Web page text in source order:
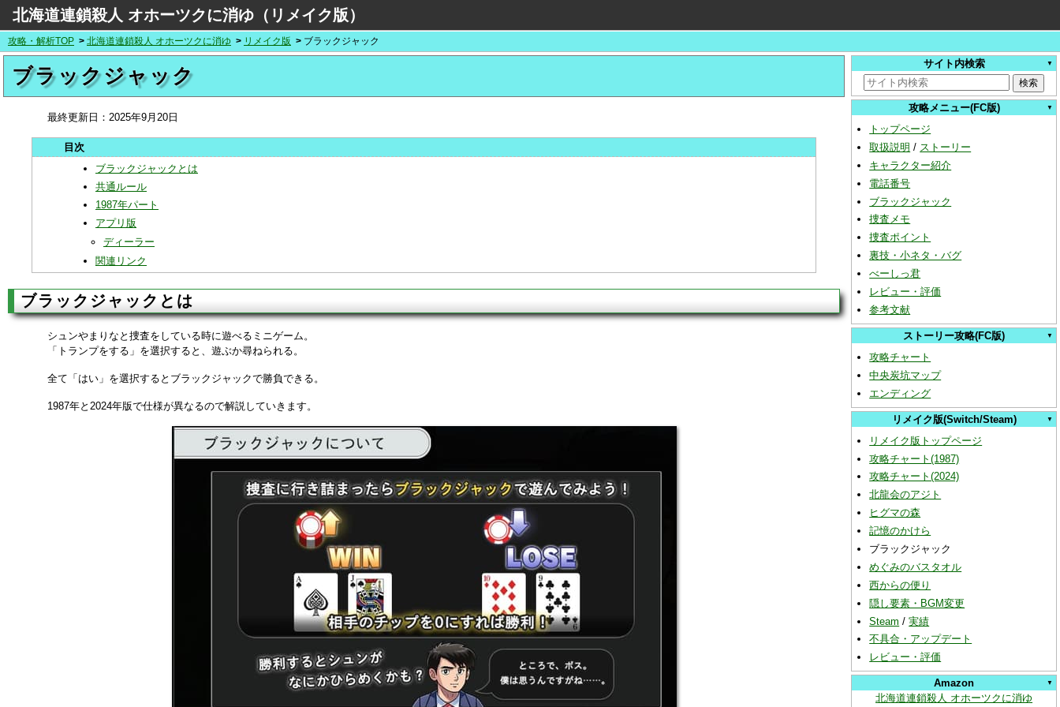
北海道連鎖殺人 オホーツクに消ゆ（リメイク版）
攻略・解析TOP 北海道連鎖殺人 オホーツクに消ゆ リメイク版 ブラックジャック
ブラックジャック
最終更新日： 2025年9月20日
ブラックジャックとは
共通ルール
1987年パート
アプリ版
ディーラー
関連リンク
ブラックジャックとは
シュンやまりなと捜査をしている時に遊べるミニゲーム。
「トランプをする」を選択すると、遊ぶか尋ねられる。
全て「はい」を選択するとブラックジャックで勝負できる。
1987年と2024年版で仕様が異なるので解説していきます。
サイト内検索
攻略メニュー(FC版)
トップページ
取扱説明 / ストーリー
キャラクター紹介
電話番号
ブラックジャック
捜査メモ
捜査ポイント
裏技・小ネタ・バグ
べーしっ君
レビュー・評価
参考文献
ストーリー攻略(FC版)
攻略チャート
中央炭坑マップ
エンディング
リメイク版(Switch/Steam)
リメイク版トップページ
攻略チャート(1987)
攻略チャート(2024)
北龍会のアジト
ヒグマの森
記憶のかけら
ブラックジャック
めぐみのバスタオル
西からの便り
隠し要素・BGM変更
Steam /実績
不具合・アップデート
レビュー・評価
Amazon
北海道連鎖殺人 オホーツクに消ゆ